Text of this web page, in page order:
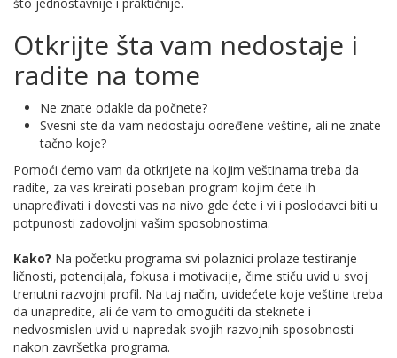
Otkrijte šta vam nedostaje i
radite na tome
Ne znate odakle da počnete?
Svesni ste da vam nedostaju određene veštine, ali ne znate
tačno koje?
Pomoći ćemo vam da otkrijete na kojim veštinama treba da
radite, za vas kreirati poseban program kojim ćete ih
unapređivati i dovesti vas na nivo gde ćete i vi i poslodavci biti u
potpunosti zadovoljni vašim sposobnostima.
Kako? Na početku programa svi polaznici prolaze testiranje
ličnosti, potencijala, fokusa i motivacije, čime stiču uvid u svoj
trenutni razvojni profil. Na taj način, uvidećete koje veštine treba
da unapredite, ali će vam to omogućiti da steknete i
nedvosmislen uvid u napredak svojih razvojnih sposobnosti
nakon završetka programa.